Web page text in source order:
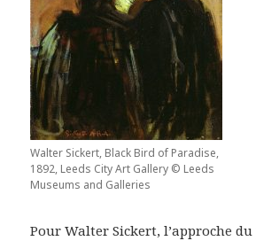
Walter Sickert, Black Bird of Paradise,
1892, Leeds City Art Gallery © Leeds
Museums and Galleries
Pour Walter Sickert, l’approche